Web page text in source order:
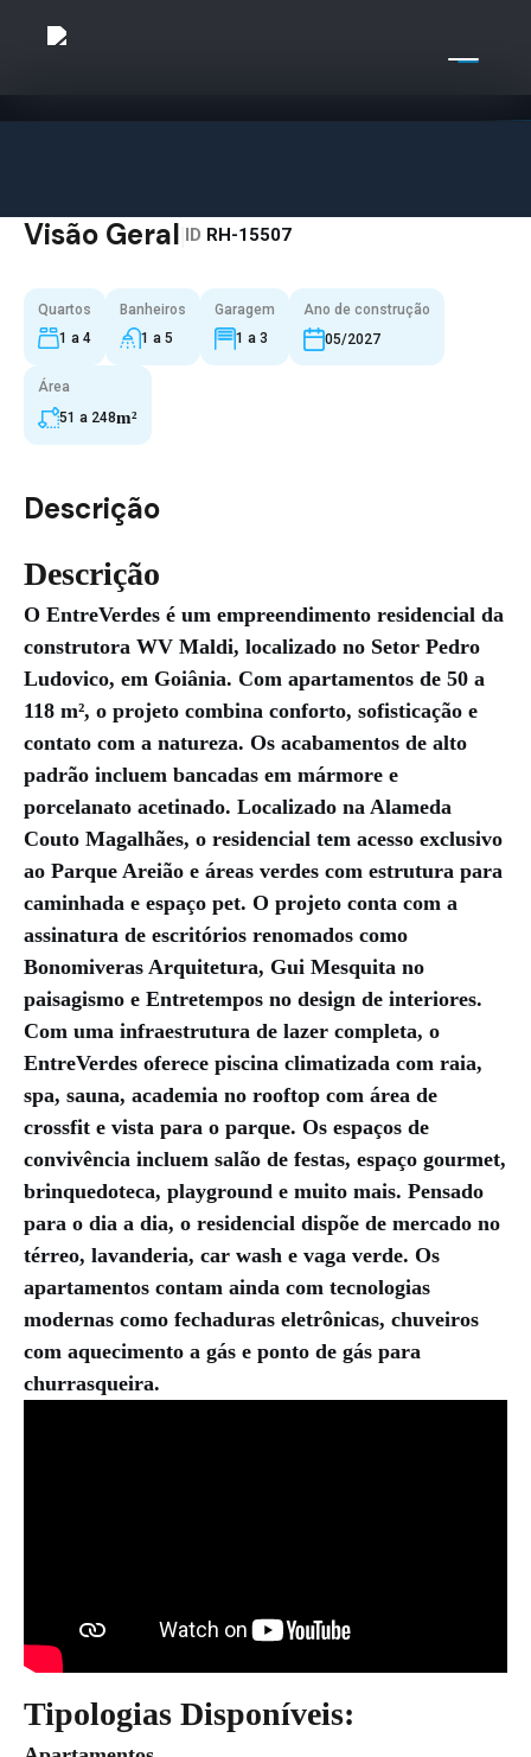
Visão Geral ID RH-15507
Quartos
1 a 4
Banheiros
1 a 5
Garagem
1 a 3
Ano de construção
05/2027
Área
51 a 248m²
Descrição
Descrição
O EntreVerdes é um empreendimento residencial da
construtora WV Maldi, localizado no Setor Pedro
Ludovico, em Goiânia. Com apartamentos de 50 a
118 m², o projeto combina conforto, sofisticação e
contato com a natureza. Os acabamentos de alto
padrão incluem bancadas em mármore e
porcelanato acetinado. Localizado na Alameda
Couto Magalhães, o residencial tem acesso exclusivo
ao Parque Areião e áreas verdes com estrutura para
caminhada e espaço pet. O projeto conta com a
assinatura de escritórios renomados como
Bonomiveras Arquitetura, Gui Mesquita no
paisagismo e Entretempos no design de interiores.
Com uma infraestrutura de lazer completa, o
EntreVerdes oferece piscina climatizada com raia,
spa, sauna, academia no rooftop com área de
crossfit e vista para o parque. Os espaços de
convivência incluem salão de festas, espaço gourmet,
brinquedoteca, playground e muito mais. Pensado
para o dia a dia, o residencial dispõe de mercado no
térreo, lavanderia, car wash e vaga verde. Os
apartamentos contam ainda com tecnologias
modernas como fechaduras eletrônicas, chuveiros
com aquecimento a gás e ponto de gás para
churrasqueira.
Tipologias Disponíveis: